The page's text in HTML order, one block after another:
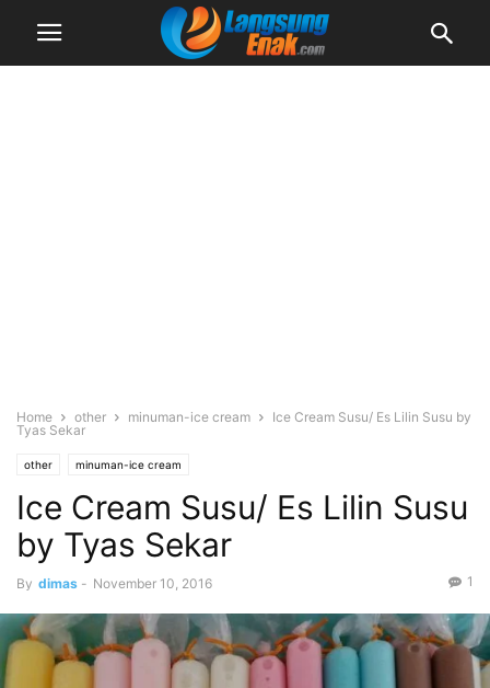
Home other minuman-ice cream
Ice Cream Susu/ Es Lilin Susu by
Tyas Sekar
other minuman-ice cream
Ice Cream Susu/ Es Lilin Susu
by Tyas Sekar
By dimas - November 10, 2016 1